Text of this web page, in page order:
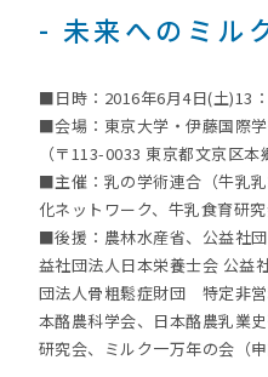
- 未来へのミル
■日時：2016年6月4日(土)13
■会場：東京大学・伊藤国際
（〒113-0033 東京都文京区本
■主催：乳の学術連合（牛乳
化ネットワーク、牛乳食育研
■後援：農林水産省、公益社
益社団法人日本栄養士会 公益
団法人骨粗鬆症財団 特定非
本酪農科学会、日本酪農乳業
研究会、ミルク一万年の会（申